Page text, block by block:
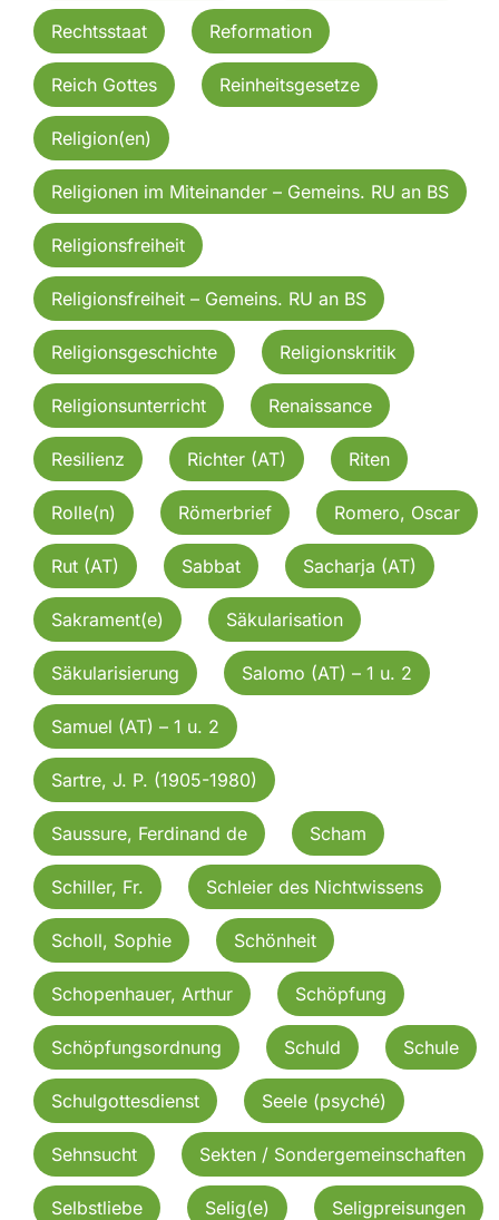
Rechtsstaat Reformation
Reich Gottes Reinheitsgesetze
Religion(en)
Religionen im Miteinander – Gemeins. RU an BS
Religionsfreiheit
Religionsfreiheit – Gemeins. RU an BS
Religionsgeschichte Religionskritik
Religionsunterricht Renaissance
Resilienz Richter (AT) Riten
Rolle(n) Römerbrief Romero, Oscar
Rut (AT) Sabbat Sacharja (AT)
Sakrament(e) Säkularisation
Säkularisierung Salomo (AT) – 1 u. 2
Samuel (AT) – 1 u. 2
Sartre, J. P. (1905-1980)
Saussure, Ferdinand de Scham
Schiller, Fr. Schleier des Nichtwissens
Scholl, Sophie Schönheit
Schopenhauer, Arthur Schöpfung
Schöpfungsordnung Schuld Schule
Schulgottesdienst Seele (psyché)
Sehnsucht Sekten / Sondergemeinschaften
Selbstliebe Selig(e) Seligpreisungen